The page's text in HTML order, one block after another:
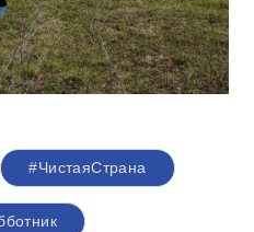
#ЧистаяСтрана